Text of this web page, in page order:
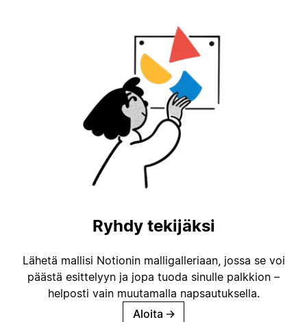
Ryhdy tekijäksi
Lähetä mallisi Notionin malligalleriaan, jossa se voi
päästä esittelyyn ja jopa tuoda sinulle palkkion –
helposti vain muutamalla napsautuksella.
Aloita →